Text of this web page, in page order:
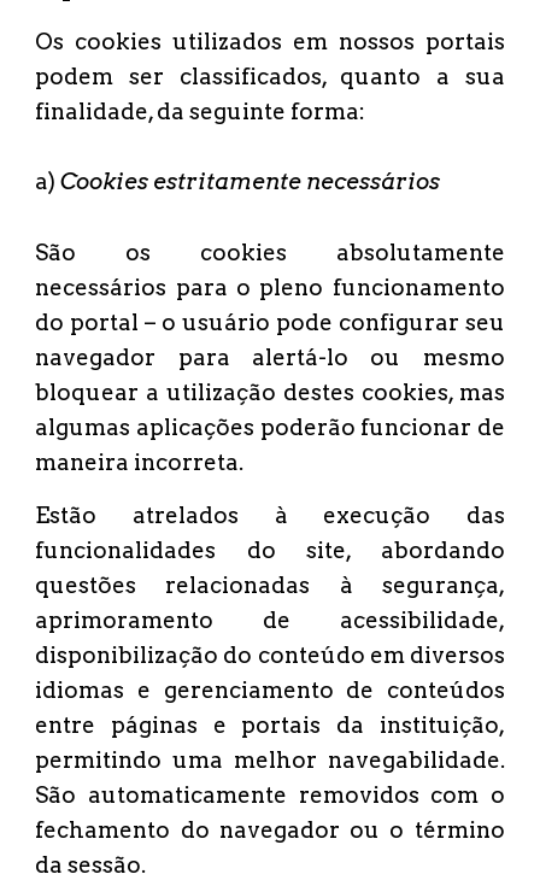
Os cookies utilizados em nossos portais
podem ser classificados, quanto a sua
finalidade, da seguinte forma:
a)Cookies estritamente necessários
São os cookies absolutamente
necessários para o pleno funcionamento
do portal – o usuário pode configurar seu
navegador para alertá-lo ou mesmo
bloquear a utilização destes cookies, mas
algumas aplicações poderão funcionar de
maneira incorreta.
Estão atrelados à execução das
funcionalidades do site, abordando
questões relacionadas à segurança,
aprimoramento de acessibilidade,
disponibilização do conteúdo em diversos
idiomas e gerenciamento de conteúdos
entre páginas e portais da instituição,
permitindo uma melhor navegabilidade.
São automaticamente removidos com o
fechamento do navegador ou o término
da sessão.